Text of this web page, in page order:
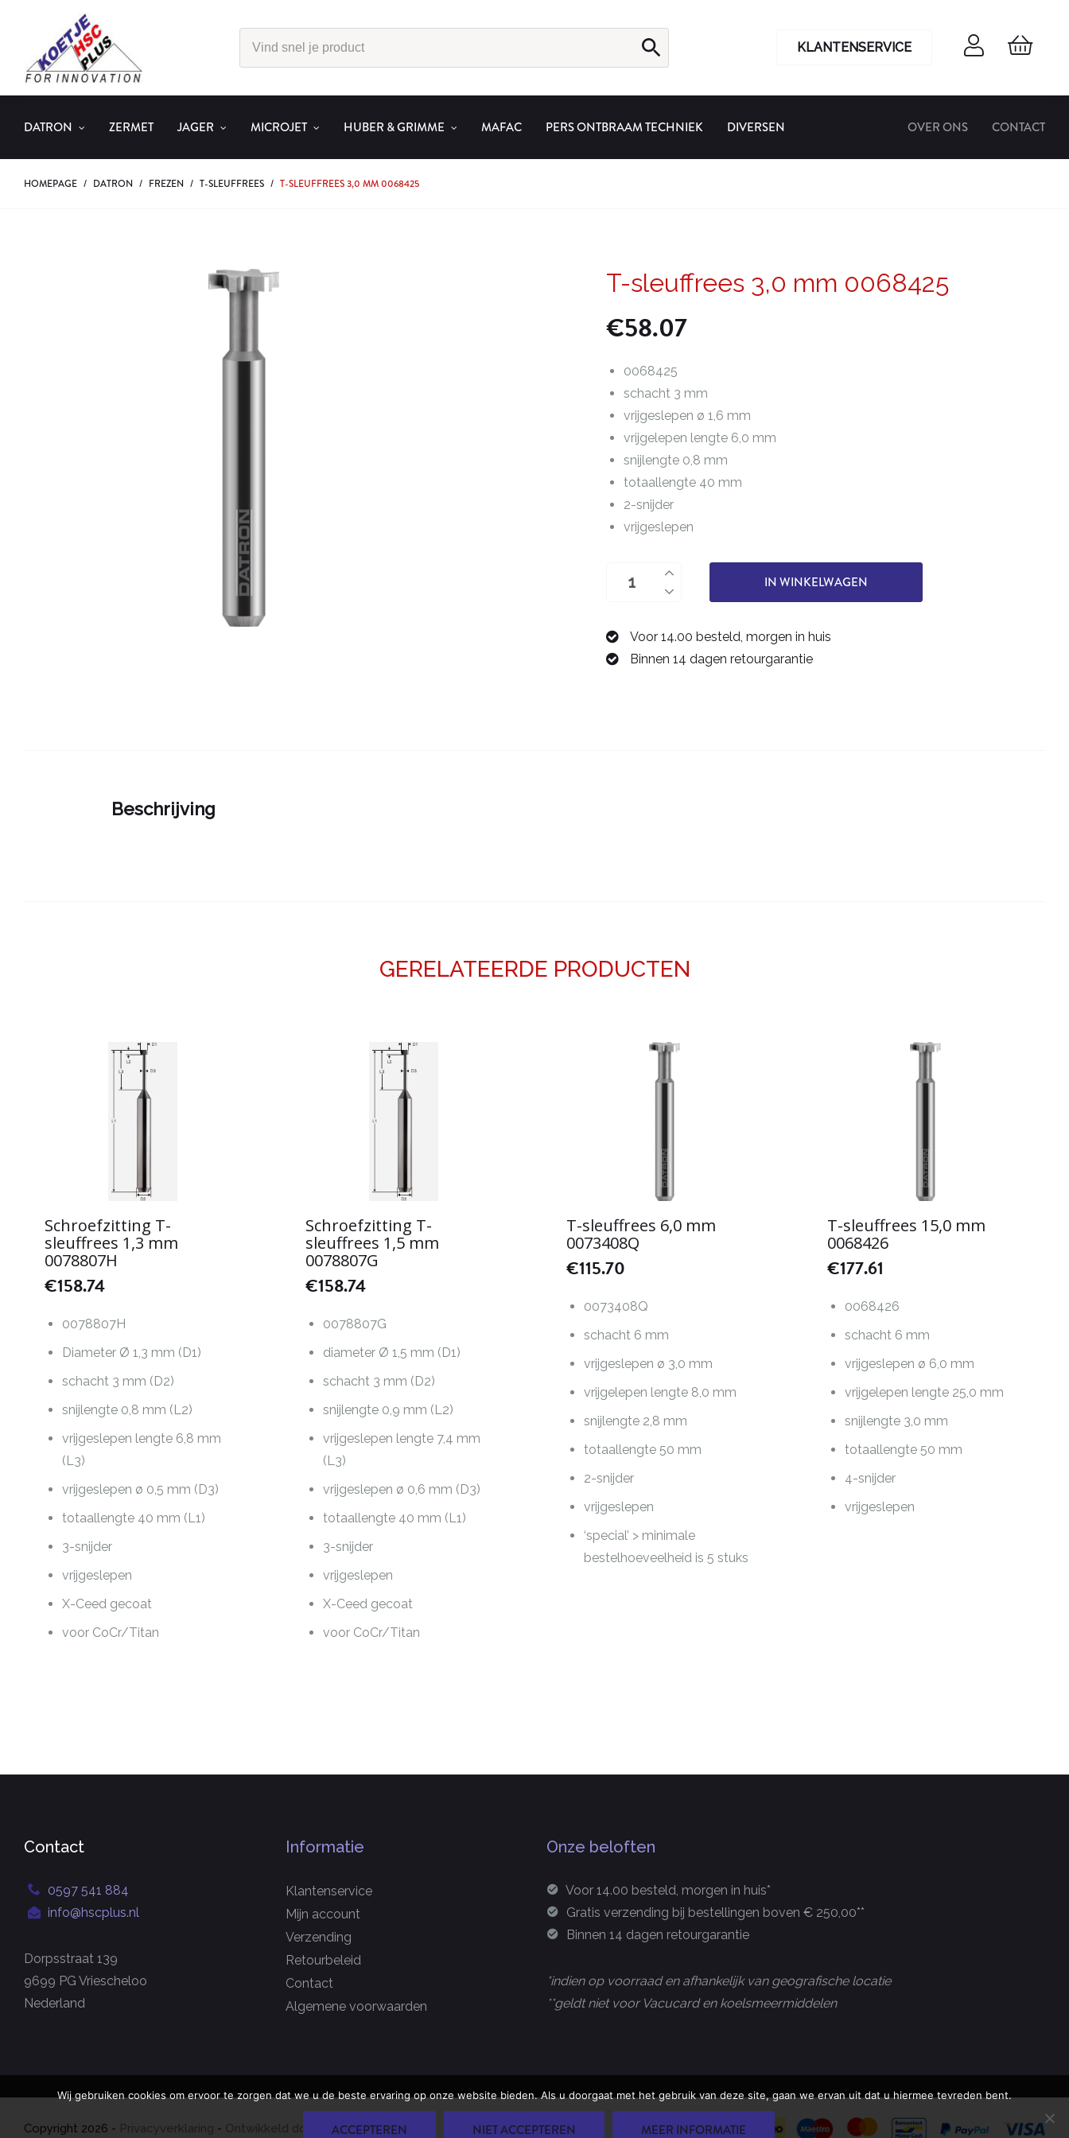
KLANTENSERVICE
DATRON ZERMET JAGER MICROJET HUBER & GRIMME MAFAC PERS ONTBRAAM TECHNIEK DIVERSEN OVER ONS CONTACT
HOMEPAGE / DATRON / FREZEN / T-SLEUFFREES / T-SLEUFFREES 3,0 MM 0068425
T-sleuffrees 3,0 mm 0068425
€58.07
0068425
schacht 3 mm
vrijgeslepen ø 1,6 mm
vrijgelepen lengte 6,0 mm
snijlengte 0,8 mm
totaallengte 40 mm
2-snijder
vrijgeslepen
mm
0068425
IN WINKELWAGEN
Voor 14.00 besteld, morgen in huis
Binnen 14 dagen retourgarantie
Beschrijving
GERELATEERDE PRODUCTEN
Schroefzitting T-
sleuffrees 1,3 mm
0078807H
€158.74
0078807H
Diameter Ø 1,3 mm (D1)
schacht 3 mm (D2)
snijlengte 0,8 mm (L2)
vrijgeslepen lengte 6,8 mm
(L3)
vrijgeslepen ø 0,5 mm (D3)
totaallengte 40 mm (L1)
3-snijder
vrijgeslepen
X-Ceed gecoat
voor CoCr/Titan
Schroefzitting T-
sleuffrees 1,5 mm
0078807G
€158.74
0078807G
diameter Ø 1,5 mm (D1)
schacht 3 mm (D2)
snijlengte 0,9 mm (L2)
vrijgeslepen lengte 7,4 mm
(L3)
vrijgeslepen ø 0,6 mm (D3)
totaallengte 40 mm (L1)
3-snijder
vrijgeslepen
X-Ceed gecoat
voor CoCr/Titan
T-sleuffrees 6,0 mm
0073408Q
€115.70
0073408Q
schacht 6 mm
vrijgeslepen ø 3,0 mm
vrijgelepen lengte 8,0 mm
snijlengte 2,8 mm
totaallengte 50 mm
2-snijder
vrijgeslepen
‘special’ > minimale
bestelhoeveelheid is 5 stuks
T-sleuffrees 15,0 mm
0068426
€177.61
0068426
schacht 6 mm
vrijgeslepen ø 6,0 mm
vrijgelepen lengte 25,0 mm
snijlengte 3,0 mm
totaallengte 50 mm
4-snijder
vrijgeslepen
Contact
0597 541 884
info@hscplus.nl
Dorpsstraat 139
9699 PG Vriescheloo
Nederland
Informatie
Klantenservice
Mijn account
Verzending
Retourbeleid
Contact
Algemene voorwaarden
Onze beloften
Voor 14.00 besteld, morgen in huis*
Gratis verzending bij bestellingen boven € 250,00**
Binnen 14 dagen retourgarantie
*indien op voorraad en afhankelijk van geografische locatie
**geldt niet voor Vacucard en koelsmeermiddelen
Copyright 2026 - Privacyverklaring - Ontwikkeld door Best4u Group B.V.
Wij gebruiken cookies om ervoor te zorgen dat we u de beste ervaring op onze website bieden. Als u doorgaat met het gebruik van deze site, gaan we ervan uit dat u hiermee tevreden bent.
ACCEPTEREN NIET ACCEPTEREN MEER INFORMATIE